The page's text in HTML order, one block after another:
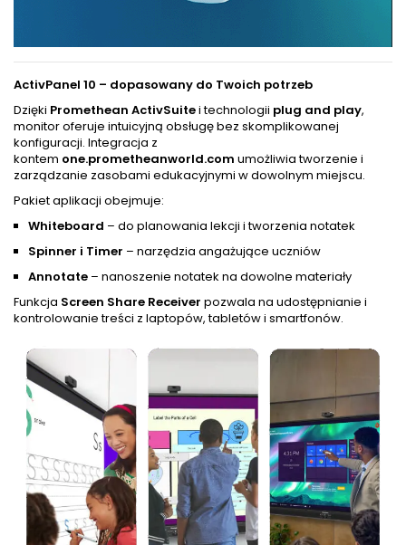
ActivPanel 10 – dopasowany do Twoich potrzeb
Dzięki Promethean ActivSuitei technologii plug and play,
monitor oferuje intuicyjną obsługę bez skomplikowanej
konfiguracji. Integracja z
kontem one.prometheanworld.com umożliwia tworzenie i
zarządzanie zasobami edukacyjnymi w dowolnym miejscu.
Pakiet aplikacji obejmuje:
Whiteboard – do planowania lekcji i tworzenia notatek
Spinner i Timer – narzędzia angażujące uczniów
Annotate – nanoszenie notatek na dowolne materiały
Funkcja Screen Share Receiver pozwala na udostępnianie i
kontrolowanie treści z laptopów, tabletów i smartfonów.